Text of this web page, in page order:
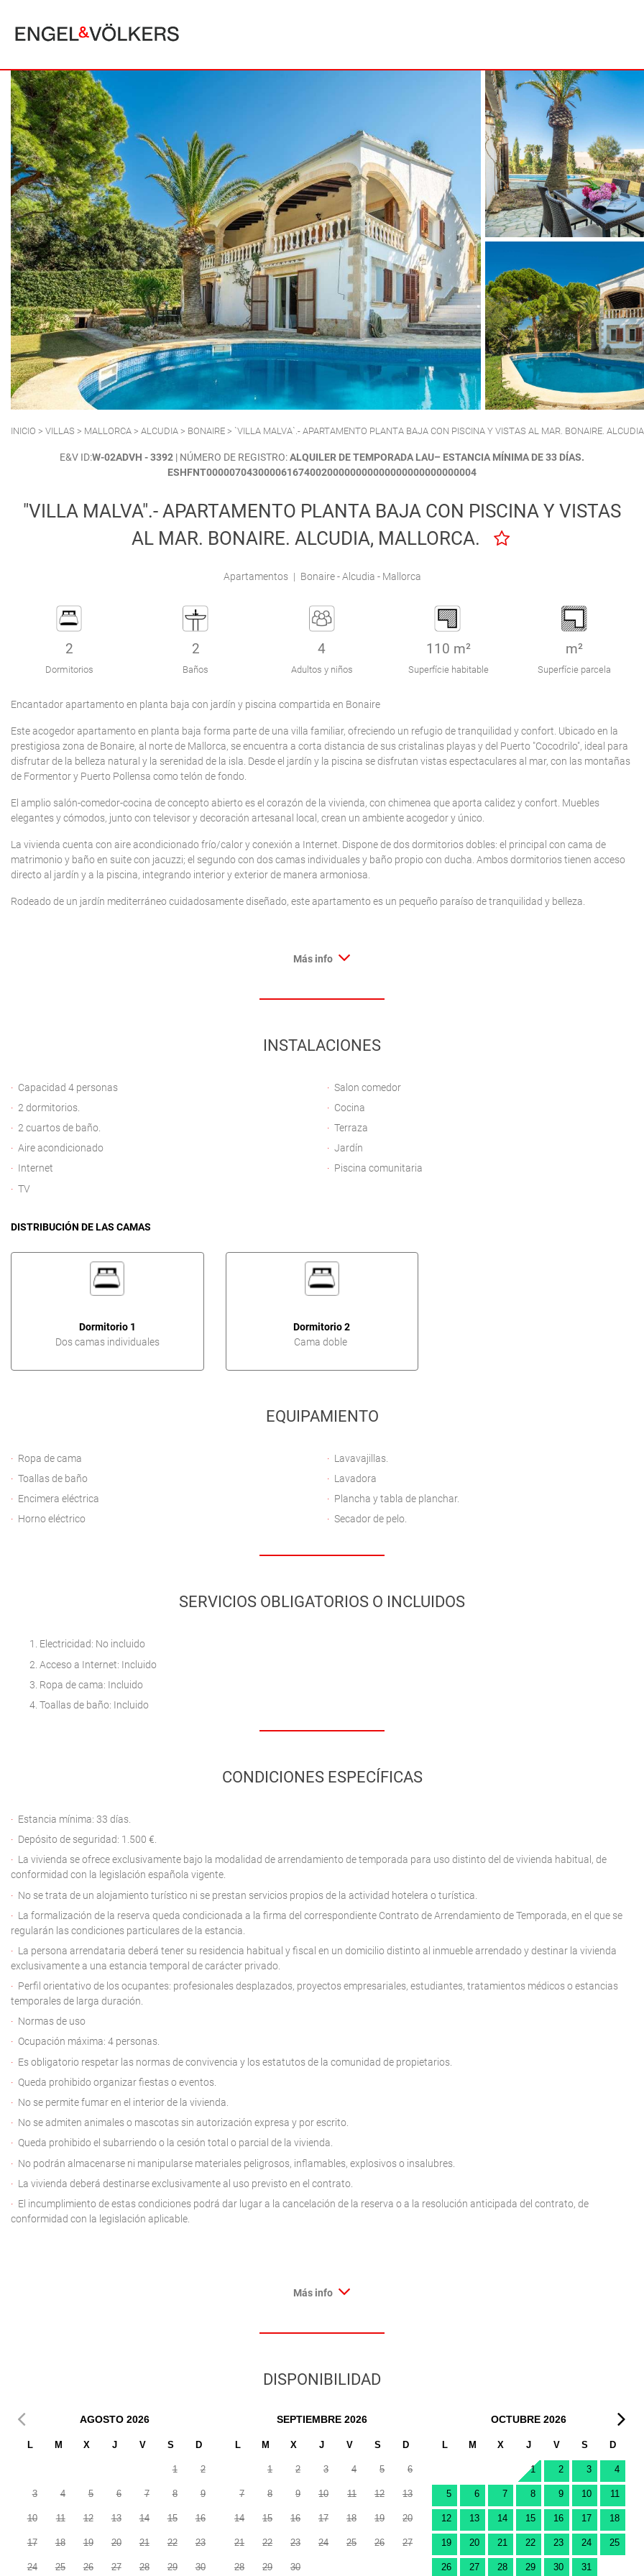
MALLORCA
ALCUDIA
BONAIRE
BÚGER
CALA SAN VICENTE
CAMPANET
FORMENTOR
MANRESA-MAL PAS
PLAYA DE MURO
POLLENSA
PUERTO ALCUDIA
SANTA MARGARITA
SON SERRA DE MARINA
MENORCA
ALCAUFAR
ARENAL D'EN CASTELL
BINIDALÍ
BINISAFULLER - CAP D´EN FONT
CALA BLANCA
CALA GALDANA
CALA MORELL
CALA'N BRUT
CALA'N PORTER
CIUTADELLA
INICIO > VILLAS > MALLORCA > ALCUDIA > BONAIRE > `VILLA MALVA`.- APARTAMENTO PLANTA BAJA CON PISCINA Y VISTAS AL MAR. BONAIRE.
E&V ID:W-02ADVH - 3392 | NÚMERO DE REGISTRO:ALQUILER DE TEMPORADA LAU– ESTANCIA MÍNIMA DE 33 DÍAS.
ESHFNT00000704300006167400200000000000000000000000004
"VILLA MALVA".- APARTAMENTO PLANTA BAJA CON PISCINA Y VISTAS
AL MAR. BONAIRE. ALCUDIA, MALLORCA.
Apartamentos | Bonaire - Alcudia - Mallorca
2
Dormitorios
2
Baños
4
Adultos y niños
110 m²
Superfície habitable
m²
Superfície parcela
Encantador apartamento en planta baja con jardín y piscina compartida en Bonaire
Este acogedor apartamento en planta baja forma parte de una villa familiar, ofreciendo un refugio de tranquilidad y confort. Ubicado en la
prestigiosa zona de Bonaire, al norte de Mallorca, se encuentra a corta distancia de sus cristalinas playas y del Puerto "Cocodrilo", ideal para
disfrutar de la belleza natural y la serenidad de la isla. Desde el jardín y la piscina se disfrutan vistas espectaculares al mar, con las montañas
de Formentor y Puerto Pollensa como telón de fondo.
El amplio salón-comedor-cocina de concepto abierto es el corazón de la vivienda, con chimenea que aporta calidez y confort. Muebles
elegantes y cómodos, junto con televisor y decoración artesanal local, crean un ambiente acogedor y único.
La vivienda cuenta con aire acondicionado frío/calor y conexión a Internet. Dispone de dos dormitorios dobles: el principal con cama de
matrimonio y baño en suite con jacuzzi; el segundo con dos camas individuales y baño propio con ducha. Ambos dormitorios tienen acceso
directo al jardín y a la piscina, integrando interior y exterior de manera armoniosa.
Rodeado de un jardín mediterráneo cuidadosamente diseñado, este apartamento es un pequeño paraíso de tranquilidad y belleza.
Más info
INSTALACIONES
Capacidad 4 personas
2 dormitorios.
2 cuartos de baño.
Aire acondicionado
Internet
TV
Salon comedor
Cocina
Terraza
Jardín
Piscina comunitaria
DISTRIBUCIÓN DE LAS CAMAS
Dormitorio 1
Dos camas individuales
Dormitorio 2
Cama doble
EQUIPAMIENTO
Ropa de cama
Toallas de baño
Encimera eléctrica
Horno eléctrico
Lavavajillas.
Lavadora
Plancha y tabla de planchar.
Secador de pelo.
SERVICIOS OBLIGATORIOS O INCLUIDOS
Electricidad: No incluido
Acceso a Internet: Incluido
Ropa de cama: Incluido
Toallas de baño: Incluido
CONDICIONES ESPECÍFICAS
Estancia mínima: 33 días.
Depósito de seguridad: 1.500 €.
La vivienda se ofrece exclusivamente bajo la modalidad de arrendamiento de temporada para uso distinto del de vivienda habitual, de
conformidad con la legislación española vigente.
No se trata de un alojamiento turístico ni se prestan servicios propios de la actividad hotelera o turística.
La formalización de la reserva queda condicionada a la firma del correspondiente Contrato de Arrendamiento de Temporada, en el que se
regularán las condiciones particulares de la estancia.
La persona arrendataria deberá tener su residencia habitual y fiscal en un domicilio distinto al inmueble arrendado y destinar la vivienda
exclusivamente a una estancia temporal de carácter privado.
Perfil orientativo de los ocupantes: profesionales desplazados, proyectos empresariales, estudiantes, tratamientos médicos o estancias
temporales de larga duración.
Normas de uso
Ocupación máxima: 4 personas.
Es obligatorio respetar las normas de convivencia y los estatutos de la comunidad de propietarios.
Queda prohibido organizar fiestas o eventos.
No se permite fumar en el interior de la vivienda.
No se admiten animales o mascotas sin autorización expresa y por escrito.
Queda prohibido el subarriendo o la cesión total o parcial de la vivienda.
No podrán almacenarse ni manipularse materiales peligrosos, inflamables, explosivos o insalubres.
La vivienda deberá destinarse exclusivamente al uso previsto en el contrato.
El incumplimiento de estas condiciones podrá dar lugar a la cancelación de la reserva o a la resolución anticipada del contrato, de
conformidad con la legislación aplicable.
Más info
DISPONIBILIDAD
AGOSTO 2026
L M X J V S D
1 2
3 4 5 6 7 8 9
10 11 12 13 14 15 16
17 18 19 20 21 22 23
24 25 26 27 28 29 30
SEPTIEMBRE 2026
L M X J V S D
1 2 3 4 5 6
7 8 9 10 11 12 13
14 15 16 17 18 19 20
21 22 23 24 25 26 27
28 29 30
OCTUBRE 2026
L M X J V S D
1 2 3 4
5 6 7 8 9 10 11
12 13 14 15 16 17 18
19 20 21 22 23 24 25
26 27 28 29 30 31